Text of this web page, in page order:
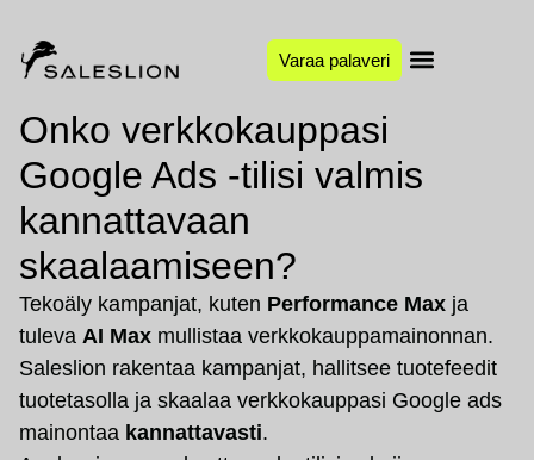
Varaa palaveri
Onko verkkokauppasi
Google Ads -tilisi valmis
kannattavaan
skaalaamiseen?
Tekoäly kampanjat, kuten Performance Max ja
tuleva AI Max mullistaa verkkokauppamainonnan.
Saleslion rakentaa kampanjat, hallitsee tuotefeedit
tuotetasolla ja skaalaa verkkokauppasi Google ads
mainontaa kannattavasti.